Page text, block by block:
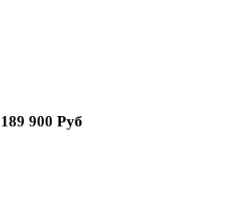
189 900 Руб